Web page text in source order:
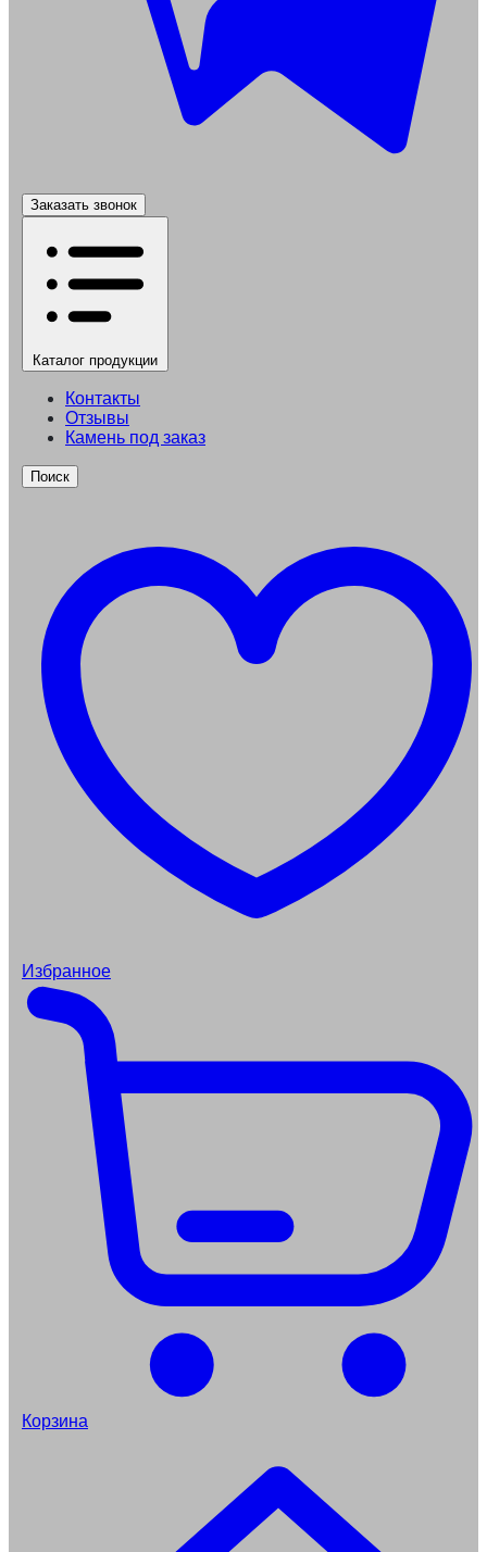
Заказать звонок
Каталог продукции
Контакты
Отзывы
Камень под заказ
Поиск
Избранное
Корзина